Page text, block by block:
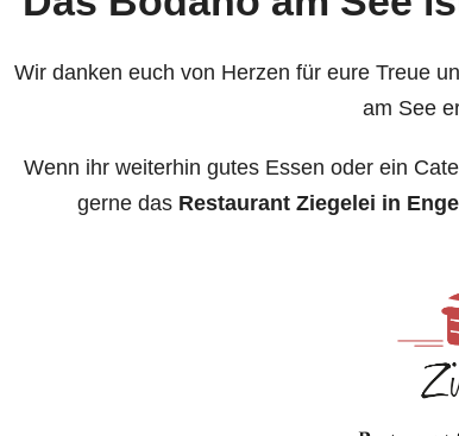
Wir danken euch von Herzen für eure Treue
am See
Wenn ihr weiterhin gutes Essen oder ein
gerne das Restaurant Ziegelei in